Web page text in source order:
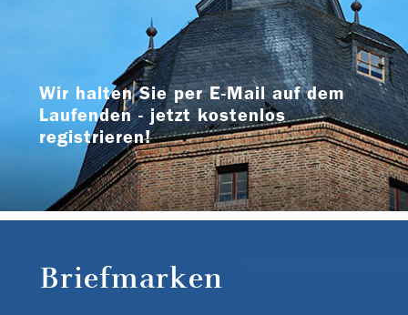
Wir halten Sie per E-Mail auf dem
Laufenden - jetzt kostenlos
registrieren!
Briefmarken